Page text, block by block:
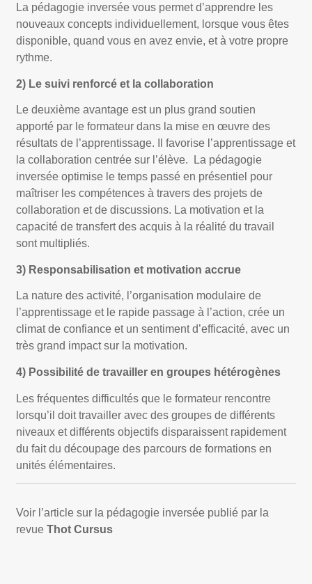
La pédagogie inversée vous permet d’apprendre les
nouveaux concepts individuellement, lorsque vous êtes
disponible, quand vous en avez envie, et à votre propre
rythme.
2) Le suivi renforcé et la collaboration
Le deuxième avantage est un plus grand soutien
apporté par le formateur dans la mise en œuvre des
résultats de l’apprentissage. Il favorise l’apprentissage et
la collaboration centrée sur l’élève. La pédagogie
inversée optimise le temps passé en présentiel pour
maîtriser les compétences à travers des projets de
collaboration et de discussions. La motivation et la
capacité de transfert des acquis à la réalité du travail
sont multipliés.
3) Responsabilisation et motivation accrue
La nature des activité, l’organisation modulaire de
l’apprentissage et le rapide passage à l’action, crée un
climat de confiance et un sentiment d’efficacité, avec un
très grand impact sur la motivation.
4) Possibilité de travailler en groupes hétérogènes
Les fréquentes difficultés que le formateur rencontre
lorsqu’il doit travailler avec des groupes de différents
niveaux et différents objectifs disparaissent rapidement
du fait du découpage des parcours de formations en
unités élémentaires.
Voir l’article sur la pédagogie inversée publié par la
revueThot Cursus